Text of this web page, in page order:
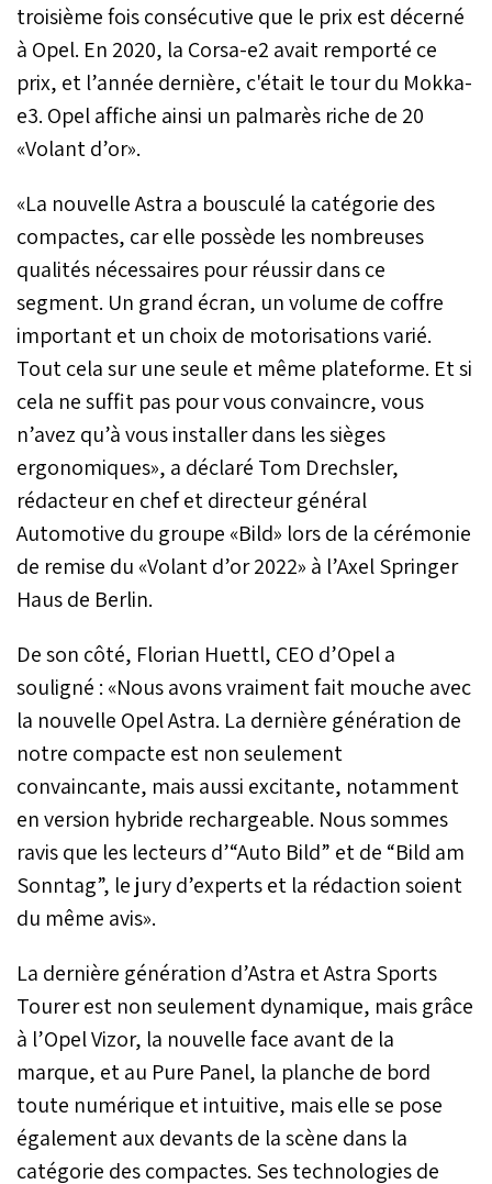
troisième fois consécutive que le prix est décerné
à Opel. En 2020, la Corsa-e2 avait remporté ce
prix, et l’année dernière, c'était le tour du Mokka-
e3. Opel affiche ainsi un palmarès riche de 20
«Volant d’or».
«La nouvelle Astra a bousculé la catégorie des
compactes, car elle possède les nombreuses
qualités nécessaires pour réussir dans ce
segment. Un grand écran, un volume de coffre
important et un choix de motorisations varié.
Tout cela sur une seule et même plateforme. Et si
cela ne suffit pas pour vous convaincre, vous
n’avez qu’à vous installer dans les sièges
ergonomiques», a déclaré Tom Drechsler,
rédacteur en chef et directeur général
Automotive du groupe «Bild» lors de la cérémonie
de remise du «Volant d’or 2022» à l’Axel Springer
Haus de Berlin.
De son côté, Florian Huettl, CEO d’Opel a
souligné : «Nous avons vraiment fait mouche avec
la nouvelle Opel Astra. La dernière génération de
notre compacte est non seulement
convaincante, mais aussi excitante, notamment
en version hybride rechargeable. Nous sommes
ravis que les lecteurs d’“Auto Bild” et de “Bild am
Sonntag”, le jury d’experts et la rédaction soient
du même avis».
La dernière génération d’Astra et Astra Sports
Tourer est non seulement dynamique, mais grâce
à l’Opel Vizor, la nouvelle face avant de la
marque, et au Pure Panel, la planche de bord
toute numérique et intuitive, mais elle se pose
également aux devants de la scène dans la
catégorie des compactes. Ses technologies de